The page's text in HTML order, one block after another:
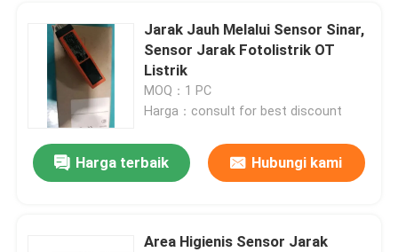
Jarak Jauh Melalui Sensor Sinar,
Sensor Jarak Fotolistrik OT
Listrik
MOQ：1 PC
Harga：consult for best discount
Harga terbaik Hubungi kami
Area Higienis Sensor Jarak